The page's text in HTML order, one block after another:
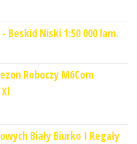
Beskid Niski 1:50 000 lam.
Roboczy M6Com
Biały Biurko I Regały